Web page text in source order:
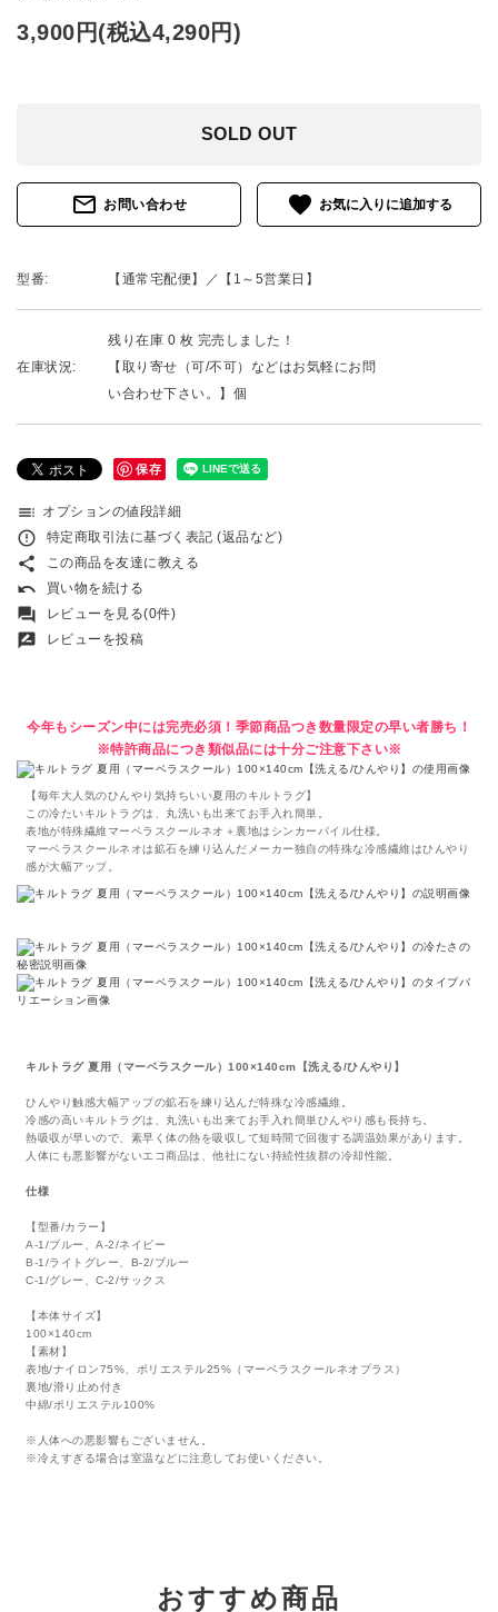
3,900円(税込4,290円)
SOLD OUT
mail_outline お問い合わせ favorite
型番: 【通常宅配便】／【1～5営業日】
在庫状況:
残り在庫 0 枚 完売しました！
【取り寄せ（可/不可）などはお気軽にお問
い合わせ下さい。】個
保存
toc オプションの値段詳細
error_outline 特定商取引法に基づく表記 (返品など)
share この商品を友達に教える
undo 買い物を続ける
forum レビューを見る(0件)
rate_review レビューを投稿
今年もシーズン中には完売必須！季節商品つき数量限定の早い者勝ち！
※特許商品につき類似品には十分ご注意下さい※
【毎年大人気のひんやり気持ちいい夏用のキルトラグ】
この冷たいキルトラグは、丸洗いも出来てお手入れ簡単。
表地が特殊繊維マーベラスクールネオ＋裏地はシンカーパイル仕様。
マーベラスクールネオは鉱石を練り込んだメーカー独自の特殊な冷感繊維はひんやり
感が大幅アップ。
キルトラグ 夏用（マーベラスクール）100×140cm【洗える/ひんやり】
ひんやり触感大幅アップの鉱石を練り込んだ特殊な冷感繊維。
冷感の高いキルトラグは、丸洗いも出来てお手入れ簡単ひんやり感も長持ち。
熱吸収が早いので、素早く体の熱を吸収して短時間で回復する調温効果があります。
人体にも悪影響がないエコ商品は、他社にない持続性抜群の冷却性能。
仕様
【型番/カラー】
A-1/ブルー、A-2/ネイビー
B-1/ライトグレー、B-2/ブルー
C-1/グレー、C-2/サックス
【本体サイズ】
100×140cm
【素材】
表地/ナイロン75%、ポリエステル25%（マーベラスクールネオプラス）
裏地/滑り止め付き
中綿/ポリエステル100%
※人体への悪影響もございません。
※冷えすぎる場合は室温などに注意してお使いください。
おすすめ商品